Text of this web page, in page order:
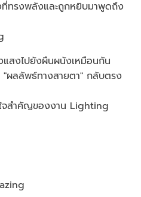
ที่ทรงพลังและถูกหยิบมาพูดถึง
แสงไปยังผืนผนังเหมือนกัน
"ผลลัพธ์ทางสายตา" กลับตรง
ใจสำคัญของงาน Lighting